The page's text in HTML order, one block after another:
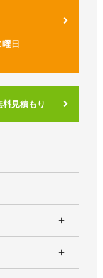
日
料見積もり